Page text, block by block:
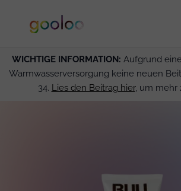
WICHTIGE INFORMATION: Aufgrund
Warmwasserversorgung keine neuen
34. Lies den Beitrag hier, um mehr